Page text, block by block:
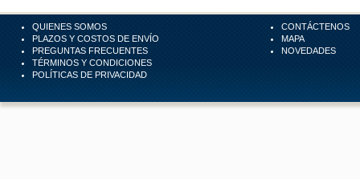
QUIENES SOMOS
PLAZOS Y COSTOS DE ENVÍO
PREGUNTAS FRECUENTES
TÉRMINOS Y CONDICIONES
POLÍTICAS DE PRIVACIDAD
CONTÁCTENOS
MAPA
NOVEDADES